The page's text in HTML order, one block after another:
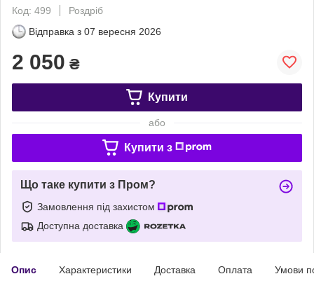
Код: 499
Роздріб
Відправка з 07 вересня 2026
2 050 ₴
Купити
або
Купити з
Що таке купити з Пром?
Замовлення під захистом
Доступна доставка
Опис Характеристики Доставка Оплата Умови